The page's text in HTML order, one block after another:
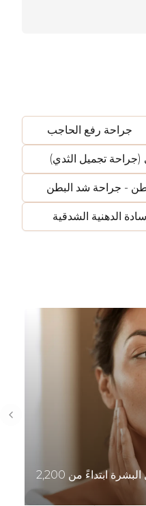
جراحة رفع الحاجب
(جراحة تجميل الثدي)
- جراحة شد البطن
الدهنية الشدقية
علاج «مورفيوس 8» لإعادة تشكيل البشرة ابتداءً من 2,200
Previous slide